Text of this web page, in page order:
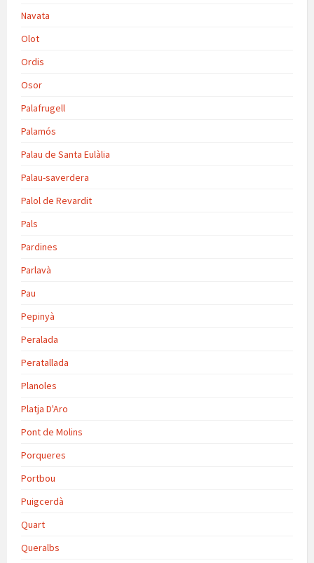
Navata
Olot
Ordis
Osor
Palafrugell
Palamós
Palau de Santa Eulàlia
Palau-saverdera
Palol de Revardit
Pals
Pardines
Parlavà
Pau
Pepinyà
Peralada
Peratallada
Planoles
Platja D'Aro
Pont de Molins
Porqueres
Portbou
Puigcerdà
Quart
Queralbs